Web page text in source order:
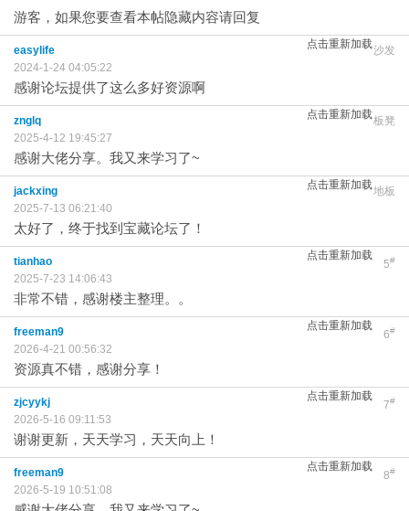
游客，如果您要查看本帖隐藏内容请回复
点击重新加载沙发
easylife
2024-1-24 04:05:22
感谢论坛提供了这么多好资源啊
点击重新加载板凳
znglq
2025-4-12 19:45:27
感谢大佬分享。我又来学习了~
点击重新加载地板
jackxing
2025-7-13 06:21:40
太好了，终于找到宝藏论坛了！
点击重新加载
5#
tianhao
2025-7-23 14:06:43
非常不错，感谢楼主整理。。
点击重新加载
6#
freeman9
2026-4-21 00:56:32
资源真不错，感谢分享！
点击重新加载
7#
zjcyykj
2026-5-16 09:11:53
谢谢更新，天天学习，天天向上！
点击重新加载
8#
freeman9
2026-5-19 10:51:08